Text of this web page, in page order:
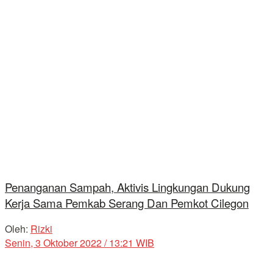
Penanganan Sampah, Aktivis Lingkungan Dukung
Kerja Sama Pemkab Serang Dan Pemkot Cilegon
Oleh: Rizki
Senin, 3 Oktober 2022 / 13:21 WIB